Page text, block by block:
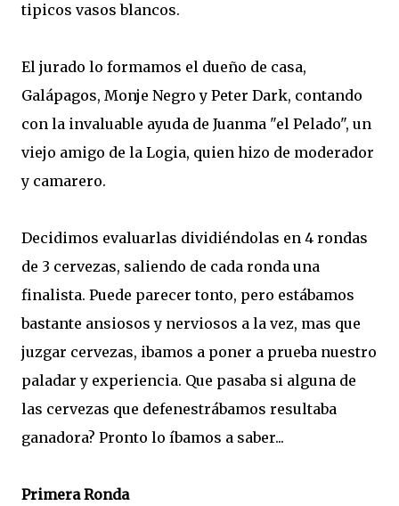
tipicos vasos blancos.
El jurado lo formamos el dueño de casa,
Galápagos, Monje Negro y Peter Dark, contando
con la invaluable ayuda de Juanma "el Pelado", un
viejo amigo de la Logia, quien hizo de moderador
y camarero.
Decidimos evaluarlas dividiéndolas en 4 rondas
de 3 cervezas, saliendo de cada ronda una
finalista. Puede parecer tonto, pero estábamos
bastante ansiosos y nerviosos a la vez, mas que
juzgar cervezas, ibamos a poner a prueba nuestro
paladar y experiencia. Que pasaba si alguna de
las cervezas que defenestrábamos resultaba
ganadora? Pronto lo íbamos a saber...
Primera Ronda